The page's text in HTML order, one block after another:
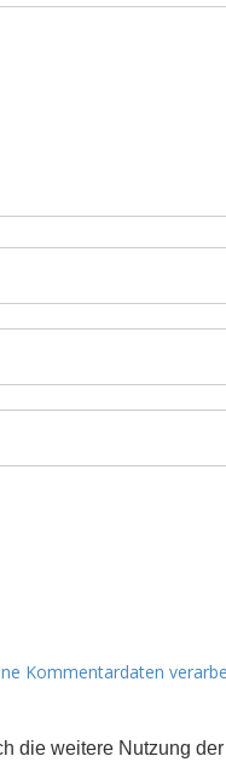
die weitere Nutzung
Kommentardaten